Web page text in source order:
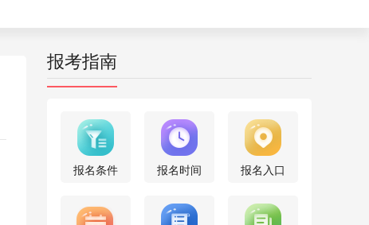
报考指南
报名条件 报名时间 报名入口